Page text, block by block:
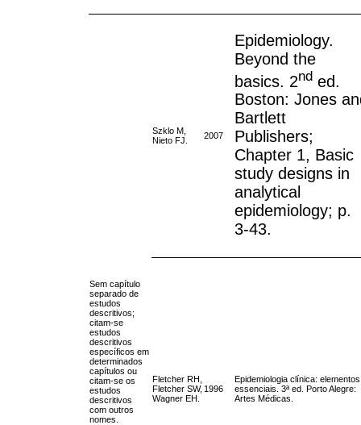
Sem capítulo
separado de
estudos
descritivos;
citam-se
estudos
descritivos
específicos em
determinados
capítulos ou
citam-se os
estudos
descritivos
com outros
nomes.
Szklo M,
Nieto FJ.
2007
Epidemiology.
Beyond the
basics. 2nd ed.
Boston: Jones
Bartlett
Publishers;
Chapter 1, Basic
study designs in
analytical
epidemiology; p.
3-43.
Fletcher RH,
Fletcher SW,
Wagner EH.
1996
Epidemiologia clínica: elementos
essenciais. 3ª ed. Porto Alegre:
Artes Médicas.